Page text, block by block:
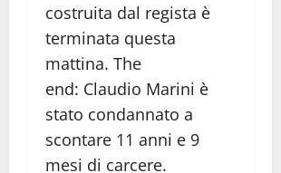
costruita dal regista è
terminata questa
mattina. The
end: Claudio Marini è
stato condannato a
scontare 11 anni e 9
mesi di carcere.